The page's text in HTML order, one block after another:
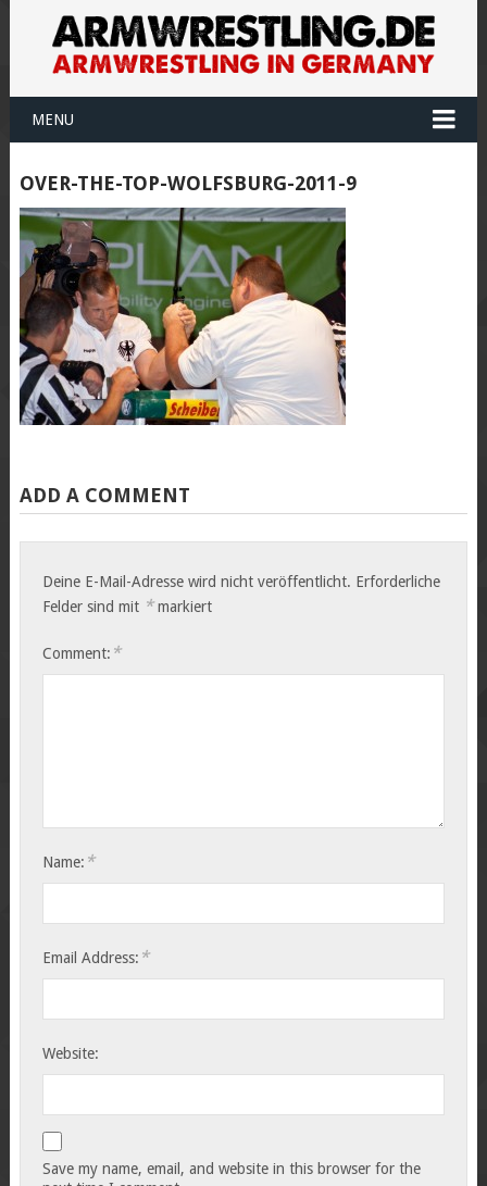
MENU
OVER-THE-TOP-WOLFSBURG-2011-9
ADD A COMMENT
Deine E-Mail-Adresse wird nicht veröffentlicht. Erforderliche
Felder sind mit *markiert
Comment: *
Name: *
Email Address: *
Website:
Save my name, email, and website in this browser for the